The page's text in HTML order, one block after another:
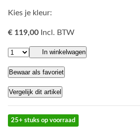
Kies je kleur:
€ 119,00 Incl. BTW
In winkelwagen
Bewaar als favoriet
Vergelijk dit artikel
25+ stuks op voorraad